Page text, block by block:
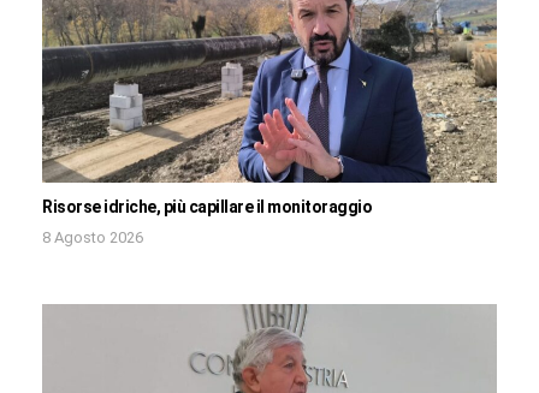
Risorse idriche, più capillare il monitoraggio
8 Agosto 2026